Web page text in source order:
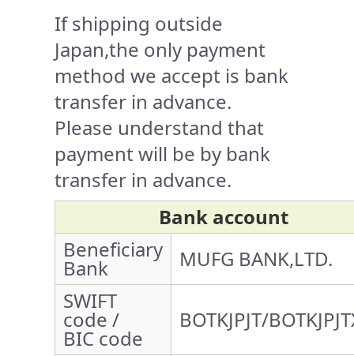
If shipping outside
Japan,the only payment
method we accept is bank
transfer in advance.
Please understand that
payment will be by bank
transfer in advance.
Bank account
Beneficiary
Bank
MUFG BANK,LTD.
SWIFT
code /
BIC code
BOTKJPJT/